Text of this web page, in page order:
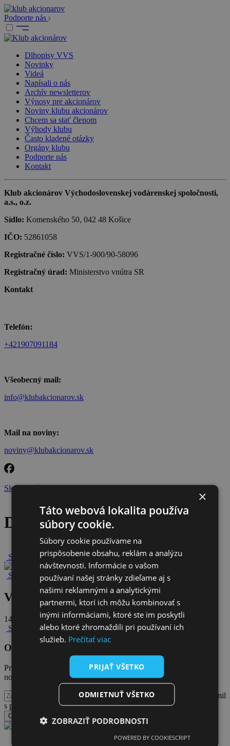
Podporte nás
Dlhopisy VVS
Novinky
Videá
Napísali o nás
Archív newsletterov
Výnosy pre akcionárov
Noviny klubu akcionárov
Chcem sa stať členom
Výhody klubu
Často kladené otázky
Orgány klubu
Podporte nás
Kontakt
Klub akcionárov Východoslovenskej vodárenskej spoločnosti,
a.s., o.z.
Sídlo: Komenského 50, 042 48 Košice
IČO: 52861058
Registračné číslo: VVS/1-900/90-58096
Registračný úrad: Ministerstvo vnútra SR
Kontakt
Telefón:
+421907091184
Všeobecný mail:
info@klubakcionarov.sk
Mail na noviny:
noviny@klubakcionarov.sk
Sledujte nás na facebooku
Detail článku
Späť na novinky
Späť na všetky novinky
Výnosy z dlhopisov sú za dverami!
14. januára 2025
Späť na všetky novinky
Odoberajte naše novinky
Prihláste sa na odber
noviniek Klubu akcionárov VVS
Potvrdzujem, že som sa oboznámil
s podmienkami spracúvania a nakladania s osobnými údajmi
Odoslať formulár
×
Táto webová lokalita používa
súbory cookie.
Súbory cookie používame na
prispôsobenie obsahu, reklám a analýzu
návštevnosti. Informácie o vašom
používaní našej stránky zdieľame aj s
našimi reklamnými a analytickými
partnermi, ktorí ich môžu kombinovať s
inými informáciami, ktoré ste im poskytli
alebo ktoré zhromaždili pri používaní ich
služieb. Prečítať viac
PRIJAŤ VŠETKO
ODMIETNUŤ VŠETKO
ZOBRAZIŤ PODROBNOSTI
POWERED BY COOKIESCRIPT